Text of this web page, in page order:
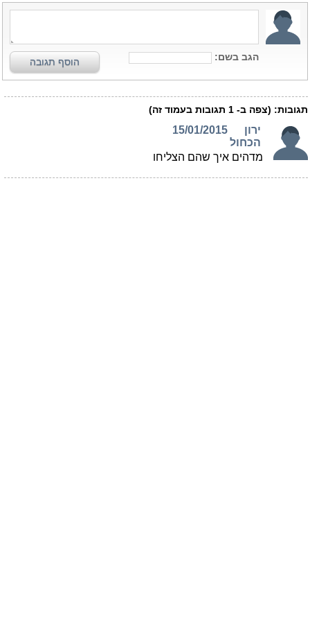
הגב בשם: הוסף תגובה
תגובות: (צפה ב- 1 תגובות בעמוד זה)
ירון
הכחול
15/01/2015
מדהים איך שהם הצליחו